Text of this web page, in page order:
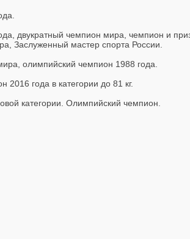
двукратный чемпион мира, чемпион и
Заслуженный мастер спорта России.
олимпийский чемпион 1988 года.
года в категории до 81 кг.
категории. Олимпийский чемпион.